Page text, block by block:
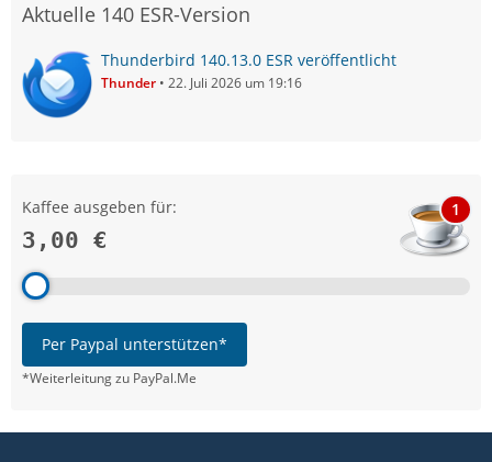
Aktuelle 140 ESR-Version
Thunderbird 140.13.0 ESR veröffentlicht
Thunder 22. Juli 2026 um 19:16
Kaffee ausgeben für:
3,00 €
1
Per Paypal unterstützen*
*Weiterleitung zu PayPal.Me